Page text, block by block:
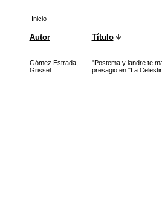
Inicio
Autor Título
Gómez Estrada,
Grissel
"Postema y landre te
presagio en "La